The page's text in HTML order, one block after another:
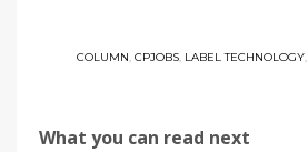
COLUMN, CPJOBS, LABEL TECHNOLOGY,
What you can read next